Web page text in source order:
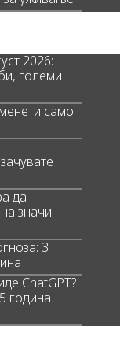
2026:
големи
само
да
значи
3
ChatGPT?
година